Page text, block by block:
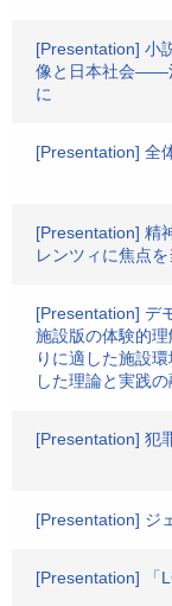
[Presentation] 小
像と日本社会――
に
[Presentation] 全
[Presentation] 精
レンツィに焦点
[Presentation] デ
施設版の体験的
りに適した施設
した理論と実践
[Presentation] 犯
[Presentation] ジ
[Presentation] 「